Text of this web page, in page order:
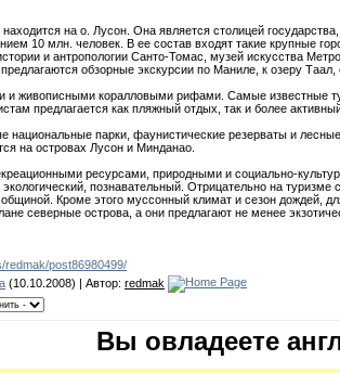
на о. Лусон. Она является столицей
10 млн. человек. В ее состав входят такие крупные
и антропологии Санто-Томас, музей искусства
обзорные экскурсии по Маниле, к озеру
живописными коралловыми рифами. Самые известные
предлагается как пляжный отдых, так и более
национальные парки, фаунистические резерваты и
на островах Лусон и Минданао.
ресурсами, природными и социально-
познавательный. Отрицательно на туризме
Кроме этого муссонный климат и сезон дождей,
северные острова, а они предлагают не менее
redmak/post86980499/
(10.10.2008) | Автор: redmak
Вы овладеете